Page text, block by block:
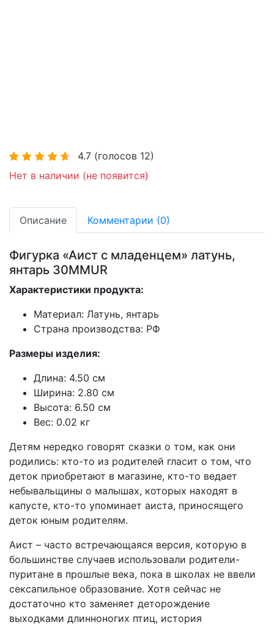
4.7 (голосов 12)
Нет в наличии (не появится)
Описание Комментарии (0)
Фигурка «Аист с младенцем» латунь,
янтарь 30MMUR
Характеристики продукта:
Материал: Латунь, янтарь
Страна производства: РФ
Размеры изделия:
Длина: 4.50 см
Ширина: 2.80 см
Высота: 6.50 см
Вес: 0.02 кг
Детям нередко говорят сказки о том, как они
родились: кто-то из родителей гласит о том, что
деток приобретают в магазине, кто-то ведает
небывальщины о малышах, которых находят в
капусте, кто-то упоминает аиста, приносящего
деток юным родителям.
Аист – часто встречающаяся версия, которую в
большинстве случаев использовали родители-
пуритане в прошлые века, пока в школах не ввели
сексапильное образование. Хотя сейчас не
достаточно кто заменяет деторождение
выходками длинноногих птиц, история